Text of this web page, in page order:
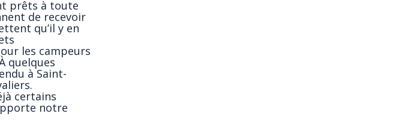
prêts à toute
de recevoir
qu’il y en
les campeurs
quelques
à Saint-
certains
notre